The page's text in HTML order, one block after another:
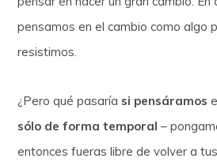
pensamos en el cambio como algo
resistimos.
¿Pero qué pasaría si pensáramos
sólo de forma temporal –
entonces fueras libre de volver a